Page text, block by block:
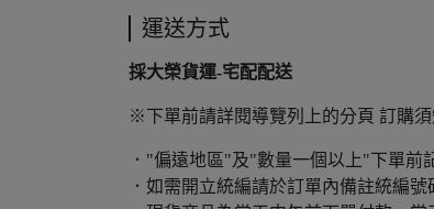
運送方式
採大榮貨運-宅配配送
※下單前請詳閱導覽列上的分頁 訂購
．"偏遠地區"及"數量一個以上"下單前
．如需開立統編請於訂單內備註統編號